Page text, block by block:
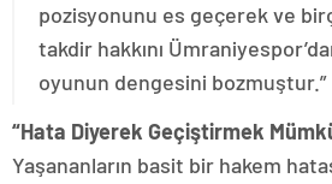
pozisyonunu es geçerek ve
takdir hakkını
oyunun dengesini bozmuştur.”
“Hata Diyerek Geçiştirmek
Yaşananların basit bir hakem